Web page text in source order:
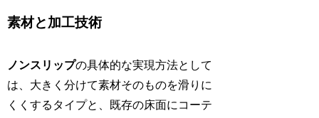
素材と加工技術
ノンスリップの具体的な実現方法として
は、大きく分けて素材そのものを滑りに
くくするタイプと、既存の床面にコーテ